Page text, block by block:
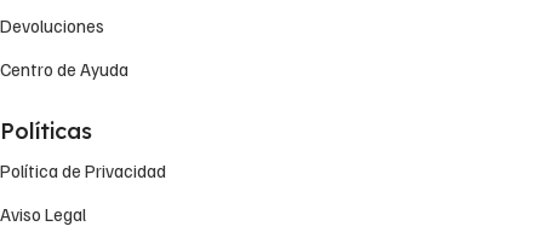
Devoluciones
Centro de Ayuda
Políticas
Política de Privacidad
Aviso Legal